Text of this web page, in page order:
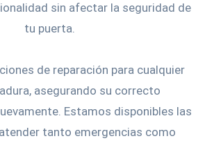
sin afectar la seguridad de
tu puerta.
de reparación para cualquier
asegurando su correcto
Estamos disponibles las
tanto emergencias como